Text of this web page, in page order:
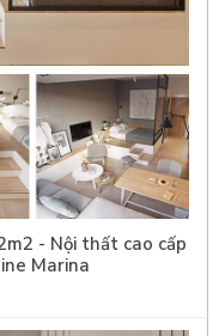
- Nội thất cao cấp
Marina